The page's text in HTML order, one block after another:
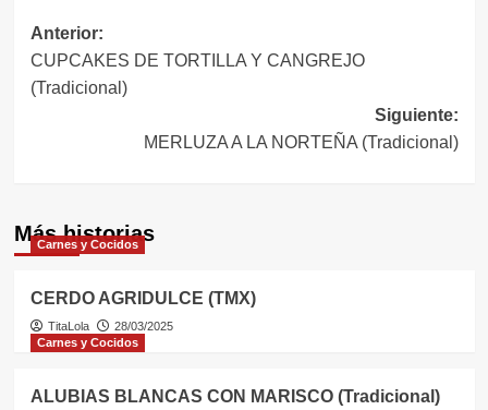
Navegación
de
entradas
Anterior:
CUPCAKES DE TORTILLA Y CANGREJO
(Tradicional)
Siguiente:
MERLUZA A LA NORTEÑA (Tradicional)
Más historias
Carnes y Cocidos
CERDO AGRIDULCE (TMX)
TitaLola
28/03/2025
Carnes y Cocidos
ALUBIAS BLANCAS CON MARISCO (Tradicional)